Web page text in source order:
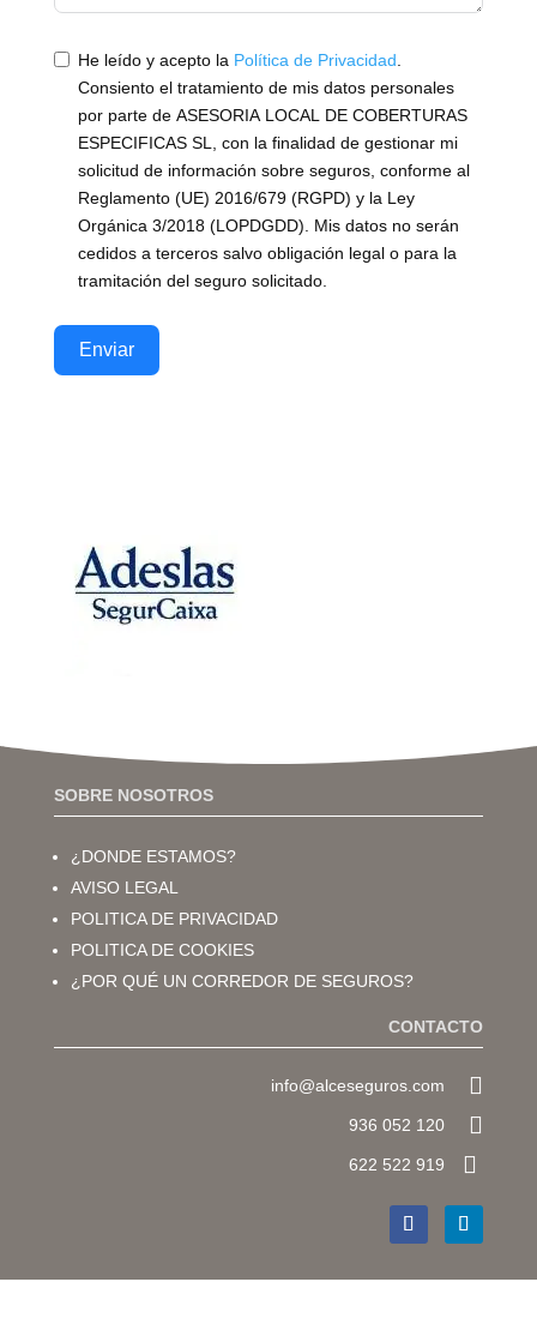
He leído y acepto la Política de Privacidad
Consiento el tratamiento de mis datos personales
por parte de ASESORIA LOCAL DE COBERTURAS
ESPECIFICAS SL, con la finalidad de gestionar mi
solicitud de información sobre seguros, conforme al
Reglamento (UE) 2016/679 (RGPD) y la Ley
Orgánica 3/2018 (LOPDGDD). Mis datos no serán
cedidos a terceros salvo obligación legal o para la
tramitación del seguro solicitado.
Enviar
SOBRE NOSOTROS
¿DONDE ESTAMOS?
AVISO LEGAL
POLITICA DE PRIVACIDAD
POLITICA DE COOKIES
¿POR QUÉ UN CORREDOR DE SEGUROS?
CONTACTO

info@alceseguros.com

936 052 120

622 522 919